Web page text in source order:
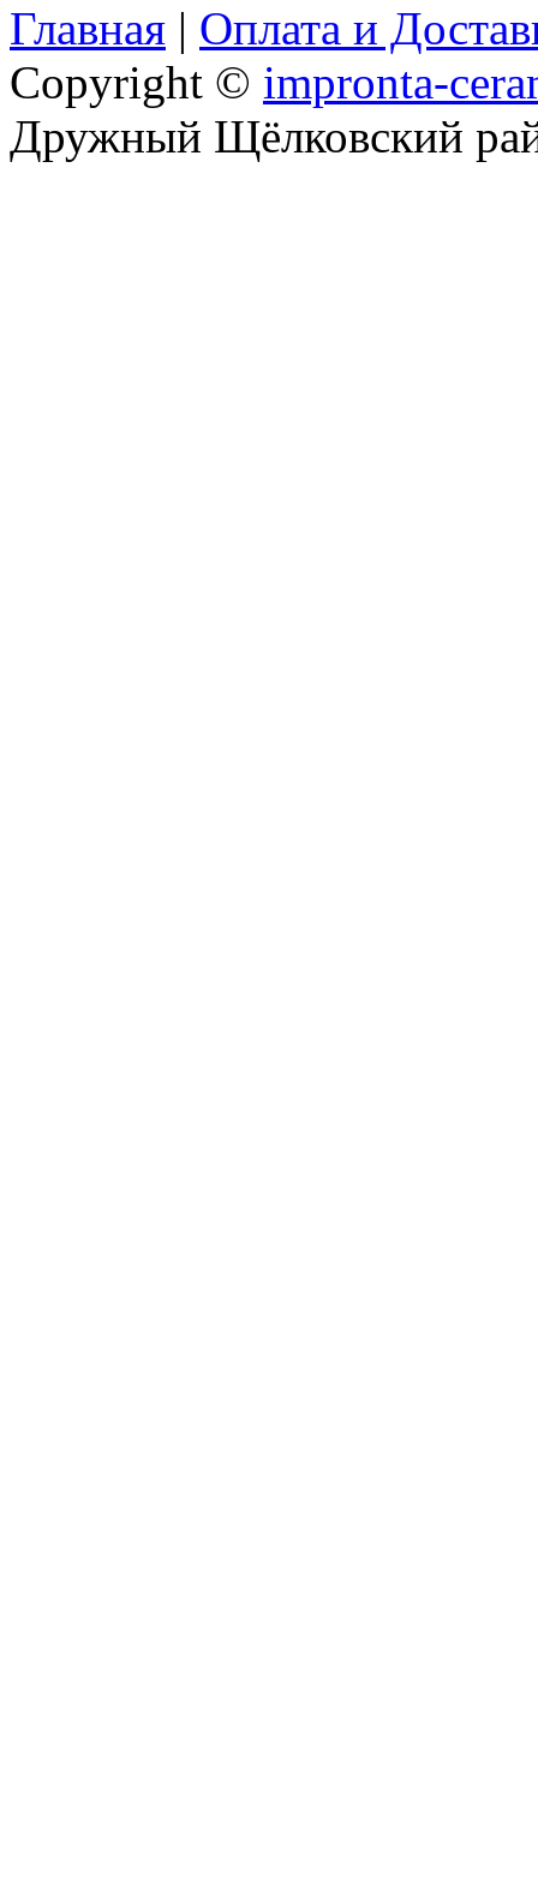
Главная | Оплата и
Copyright © impronta-
Дружный Щёлковский